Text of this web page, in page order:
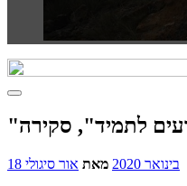
לתמיד", סקירה
18 בינואר 2020 מאת אור סיגולי